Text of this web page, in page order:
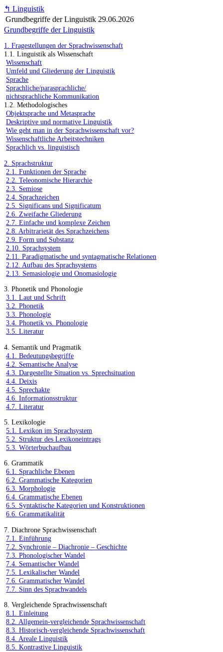
↰ Linguistik
Grundbegriffe der Linguistik 29.06.2026
Grundbegriffe der Linguistik
1. Fragestellungen der Sprachwissenschaft
1.1. Linguistik als Wissenschaft
Wissenschaft
Umfeld und Gliederung der Linguistik
Sprache
Sprachliche/parasprachliche/
nichtsprachliche Kommunikation
1.2. Methodologisches
Objektsprache und Metasprache
Deskriptive und normative Linguistik
Wie geht man in der Sprachwissenschaft vor?
Wissenschaftliche Arbeitstechniken
Sprachlich vs. linguistisch
2. Sprachstruktur
2.1. Funktionen der Sprache
2.2. Teleonomische Hierarchie
2.3. Semiose
2.4. Sprachzeichen
2.5. Significans und Significatum
2.6. Zweifache Gliederung
2.7. Einfache und komplexe Zeichen
2.8. Arbitrarietät des Sprachzeichens
2.9. Form und Substanz
2.10. Sprachsystem
2.11. Paradigmatische und syntagmatische Relationen
2.12. Aufbau des Sprachsystems
2.13. Semasiologie und Onomasiologie
3. Phonetik und Phonologie
3.1. Laut und Schrift
3.2. Phonetik
3.3. Phonologie
3.4. Phonetik vs. Phonologie
3.5. Literatur
4. Semantik und Pragmatik
4.1. Bedeutungsbegriffe
4.2. Semantische Analyse
4.3. Dargestellte Situation vs. Sprechsituation
4.4. Deixis
4.5. Sprechakte
4.6. Informationsstruktur
4.7. Literatur
5. Lexikologie
5.1. Lexikon im Sprachsystem
5.2. Struktur des Lexikoneintrags
5.3. Wörterbuchaufbau
6. Grammatik
6.1. Sprachliche Ebenen
6.2. Grammatische Kategorien
6.3. Morphologie
6.4. Grammatische Ebenen
6.5. Syntaktische Kategorien und Konstruktionen
6.6. Grammatikalität
7. Diachrone Sprachwissenschaft
7.1. Einführung
7.2. Synchronie – Diachronie – Geschichte
7.3. Phonologischer Wandel
7.4. Semantischer Wandel
7.5. Lexikalischer Wandel
7.6. Grammatischer Wandel
7.7. Sinn des Sprachwandels
8. Vergleichende Sprachwissenschaft
8.1. Einleitung
8.2. Allgemein-vergleichende Sprachwissenschaft
8.3. Historisch-vergleichende Sprachwissenschaft
8.4. Areale Linguistik
8.5. Kontrastive Linguistik